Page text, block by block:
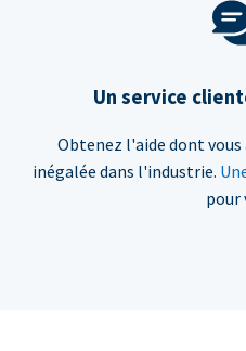
Un service
Obtenez l'aide dont vous
inégalée dans l'industrie.
pour